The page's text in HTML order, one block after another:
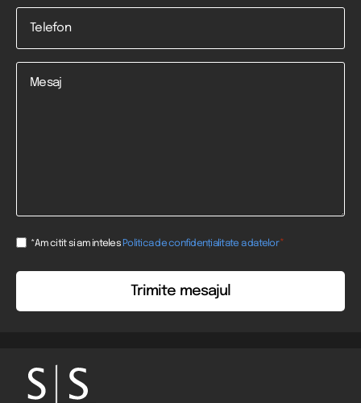
Telefon
Mesaj
Consent
*Am citit si am intelesPolitica de confidențialitate a datelor*